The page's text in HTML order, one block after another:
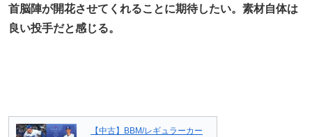
首脳陣が開花させてくれることに期待したい。素材自体は
良い投手だと感じる。
【中古】BBM/レギュラーカー